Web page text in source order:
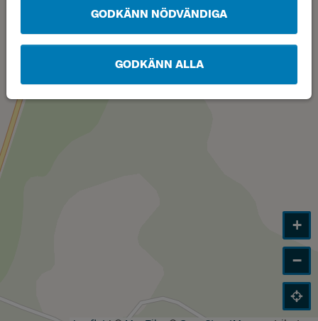
GODKÄNN NÖDVÄNDIGA
GODKÄNN ALLA
+
−